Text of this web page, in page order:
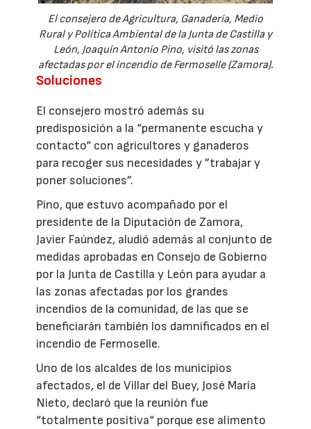
El consejero de Agricultura, Ganadería, Medio
Rural y Política Ambiental de la Junta de Castilla y
León, Joaquín Antonio Pino, visitó las zonas
afectadas por el incendio de Fermoselle (Zamora).
Soluciones
El consejero mostró además su
predisposición a la “permanente escucha y
contacto“ con agricultores y ganaderos
para recoger sus necesidades y ”trabajar y
poner soluciones”.
Pino, que estuvo acompañado por el
presidente de la Diputación de Zamora,
Javier Faúndez, aludió además al conjunto de
medidas aprobadas en Consejo de Gobierno
por la Junta de Castilla y León para ayudar a
las zonas afectadas por los grandes
incendios de la comunidad, de las que se
beneficiarán también los damnificados en el
incendio de Fermoselle.
Uno de los alcaldes de los municipios
afectados, el de Villar del Buey, José María
Nieto, declaró que la reunión fue
“totalmente positiva“ porque ese alimento